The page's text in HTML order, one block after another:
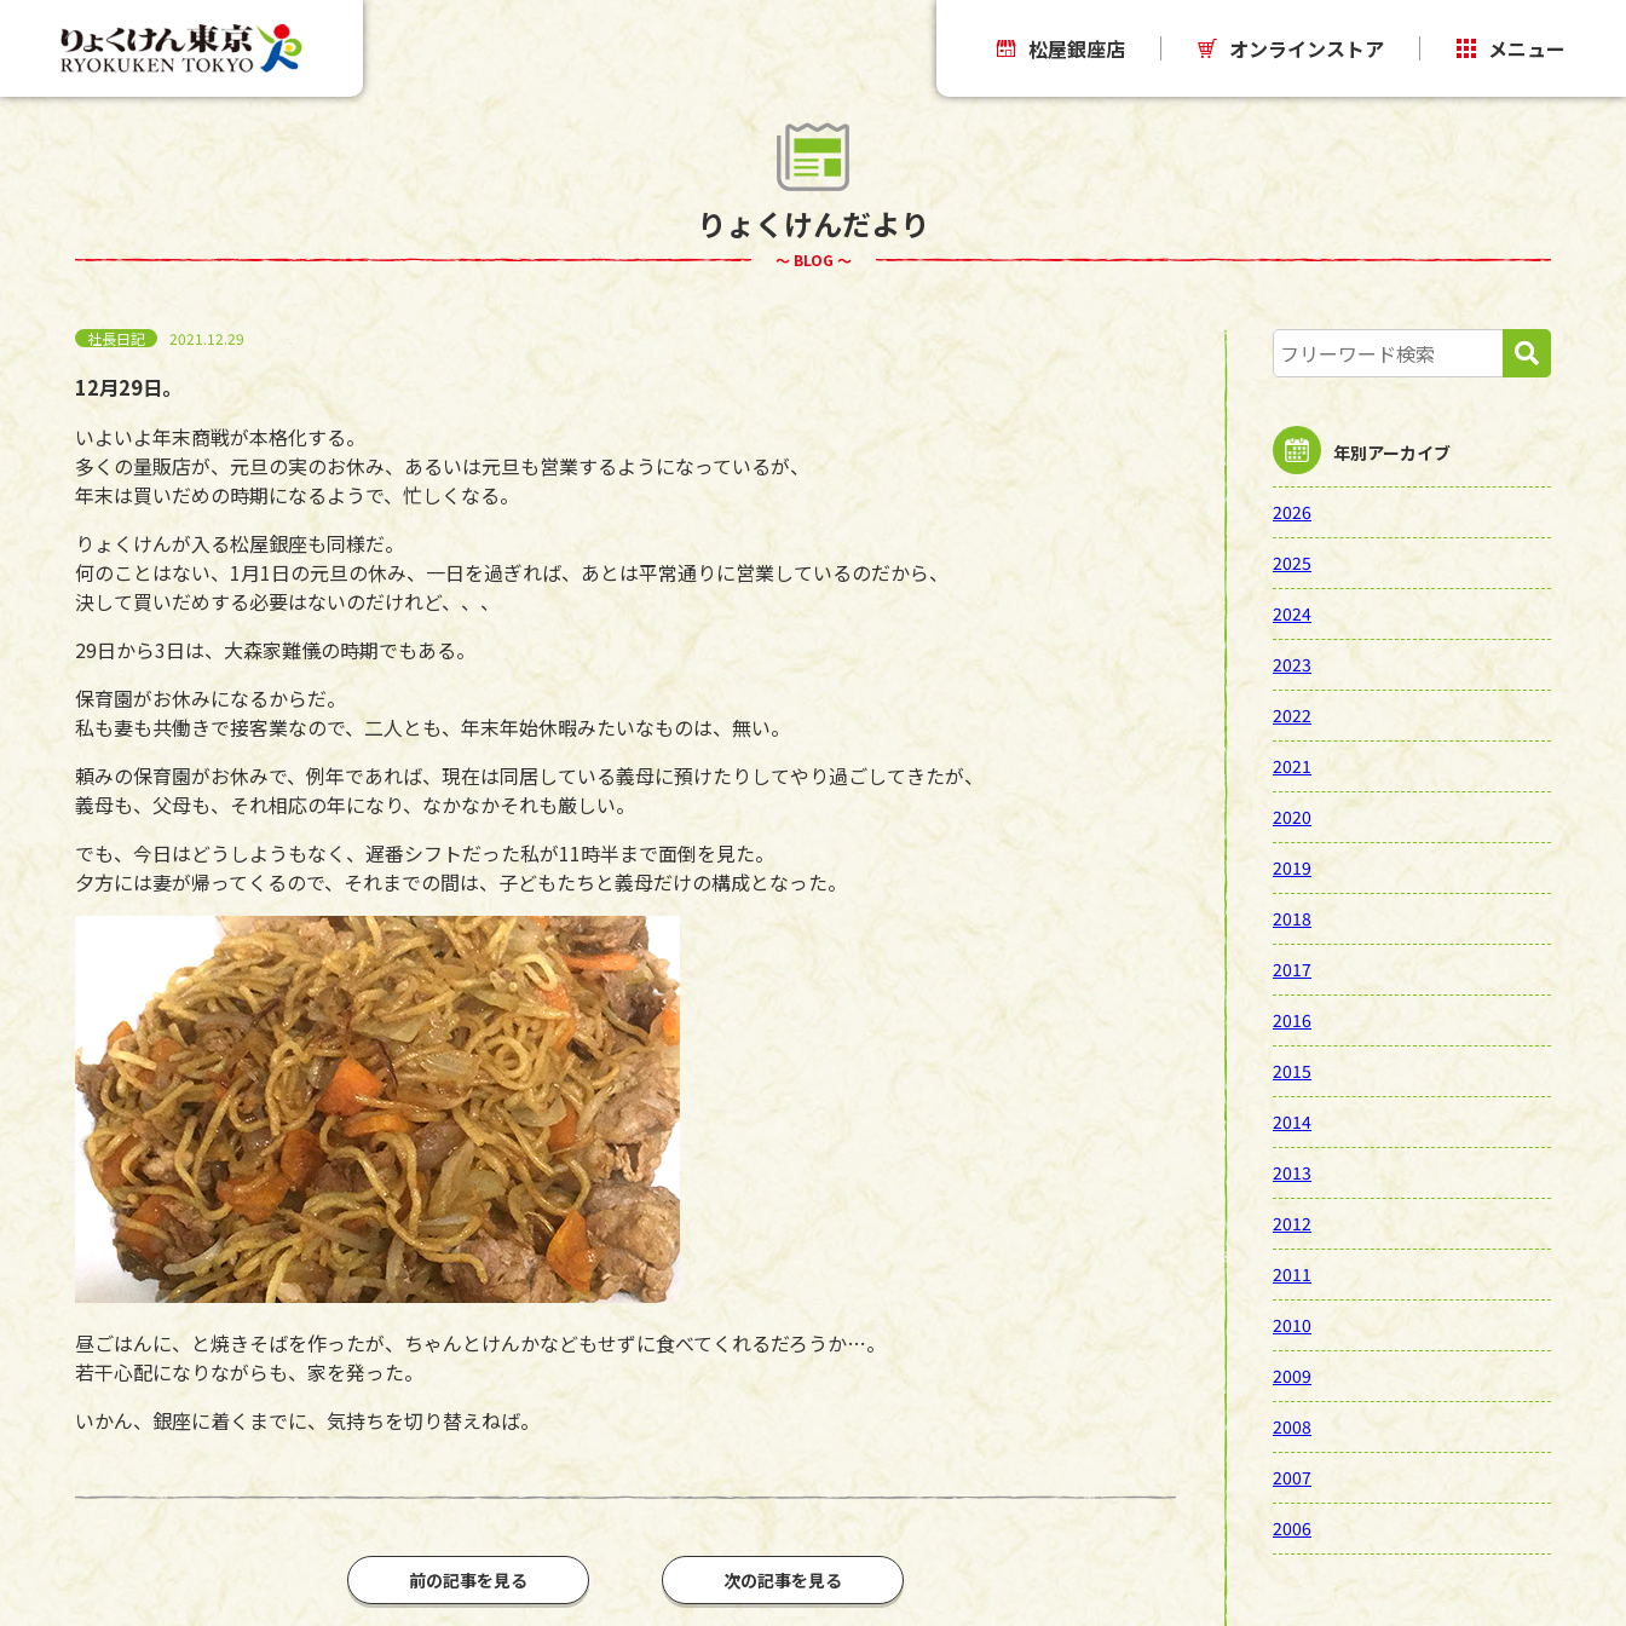
松屋銀座店 オンラインストア メニュー
りょくけんだより
～ BLOG ～
社長日記 2021.12.29
12月29日。
いよいよ年末商戦が本格化する。
多くの量販店が、元旦の実のお休み、あるいは元旦も営業するようになっているが、
年末は買いだめの時期になるようで、忙しくなる。
りょくけんが入る松屋銀座も同様だ。
何のことはない、1月1日の元旦の休み、一日を過ぎれば、あとは平常通りに営業しているのだから、
決して買いだめする必要はないのだけれど、、、
29日から3日は、大森家難儀の時期でもある。
保育園がお休みになるからだ。
私も妻も共働きで接客業なので、二人とも、年末年始休暇みたいなものは、無い。
頼みの保育園がお休みで、例年であれば、現在は同居している義母に預けたりしてやり過ごしてきたが、
義母も、父母も、それ相応の年になり、なかなかそれも厳しい。
でも、今日はどうしようもなく、遅番シフトだった私が11時半まで面倒を見た。
夕方には妻が帰ってくるので、それまでの間は、子どもたちと義母だけの構成となった。
昼ごはんに、と焼きそばを作ったが、ちゃんとけんかなどもせずに食べてくれるだろうか…。
若干心配になりながらも、家を発った。
いかん、銀座に着くまでに、気持ちを切り替えねば。
前の記事を見る 次の記事を見る
年別アーカイブ
2026
2025
2024
2023
2022
2021
2020
2019
2018
2017
2016
2015
2014
2013
2012
2011
2010
2009
2008
2007
2006